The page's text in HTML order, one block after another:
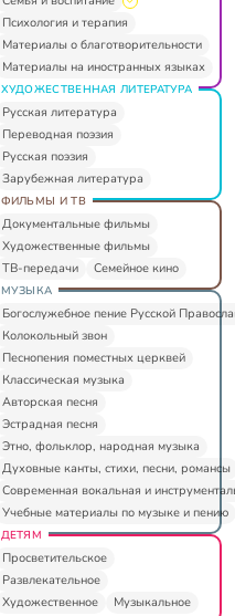
Психология и терапия
Материалы о благотворительности
Материалы на иностранных языках
ХУДОЖЕСТВЕННАЯ ЛИТЕРАТУРА
Русская литература
Переводная поэзия
Русская поэзия
Зарубежная литература
ФИЛЬМЫ И ТВ
Документальные фильмы
Художественные фильмы
ТВ-передачи
Семейное кино
МУЗЫКА
Богослужебное пение Русской
Колокольный звон
Песнопения поместных церквей
Классическая музыка
Авторская песня
Эстрадная песня
Этно, фольклор, народная музыка
Духовные канты, стихи, песни, романсы
Современная вокальная и
Учебные материалы по музыке и пению
ДЕТЯМ
Просветительское
Развлекательное
Художественное
Музыкальное